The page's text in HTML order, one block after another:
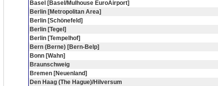
Basel [Basel/Mulhouse EuroAirport]
Berlin [Metropolitan Area]
Berlin [Schönefeld]
Berlin [Tegel]
Berlin [Tempelhof]
Bern (Berne) [Bern-Belp]
Bonn [Wahn]
Braunschweig
Bremen [Neuenland]
Den Haag (The Hague)/Hilversum